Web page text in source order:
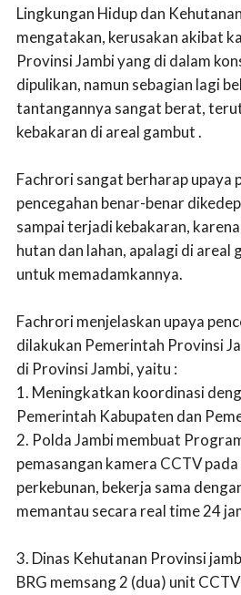
Lingkungan Hidup dan
mengatakan, kerusakan akibat
Provinsi Jambi yang di dalam
dipulikan, namun sebagian lagi
tantangannya sangat berat,
kebakaran di areal gambut .
Fachrori sangat berharap upaya
pencegahan benar-benar
sampai terjadi kebakaran,
hutan dan lahan, apalagi di areal
untuk memadamkannya.
Fachrori menjelaskan upaya
dilakukan Pemerintah Provinsi
di Provinsi Jambi, yaitu :
1. Meningkatkan koordinasi
Pemerintah Kabupaten dan
2. Polda Jambi membuat
pemasangan kamera CCTV
perkebunan, bekerja sama
memantau secara real time 24
3. Dinas Kehutanan Provinsi
BRG memsang 2 (dua) unit